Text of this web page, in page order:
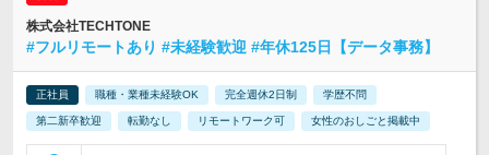
株式会社TECHTONE
#フルリモートあり #未経験歓迎 #年休125日【データ事務】
正社員 職種・業種未経験OK 完全週休2日制 学歴不問
第二新卒歓迎 転勤なし リモートワーク可 女性のおしごと掲載中